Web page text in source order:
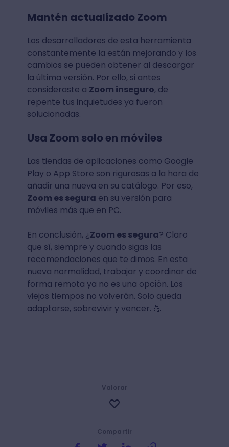
Mantén actualizado Zoom
Los desarrolladores de esta herramienta
constantemente la están mejorando y los
cambios se pueden obtener al descargar
la última versión. Por ello, si antes
consideraste a Zoom inseguro, de
repente tus inquietudes ya fueron
solucionadas.
Usa Zoom solo en móviles
Las tiendas de aplicaciones como Google
Play o App Store son rigurosas a la hora de
añadir una nueva en su catálogo. Por eso,
Zoom es segura en su versión para
móviles más que en PC.
En conclusión, ¿Zoom es segura? Claro
que sí, siempre y cuando sigas las
recomendaciones que te dimos. En esta
nueva normalidad, trabajar y coordinar de
forma remota ya no es una opción. Los
viejos tiempos no volverán. Solo queda
adaptarse, sobrevivir y vencer. 💪
Compartir
Valorar